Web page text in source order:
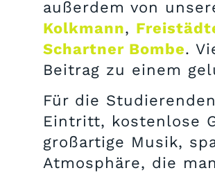
außerdem von
Kolkmann,
Schartner Bombe.
Beitrag zu einem
Für die
Eintritt, kostenlose
großartige Musik,
Atmosphäre, die